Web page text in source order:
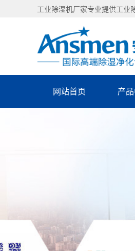
工业除湿机厂家专业提供工业
网站首页 产